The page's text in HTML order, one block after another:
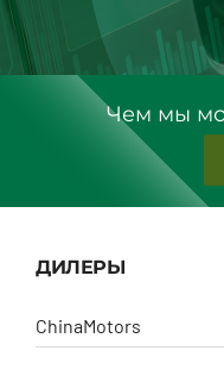
Чем мы
ДИЛЕРЫ
ChinaMotors